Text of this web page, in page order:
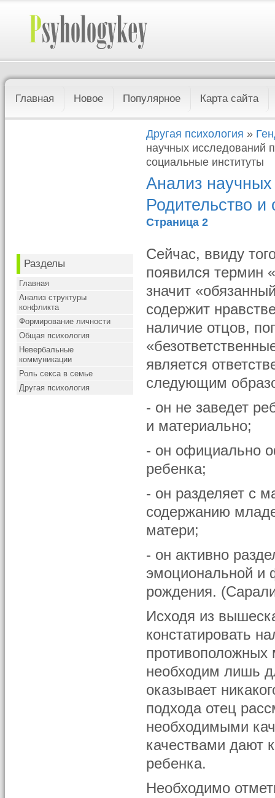
Главная Новое Популярное Карта сайта
Разделы
Главная
Анализ структуры
конфликта
Формирование личности
Общая психология
Невербальные
коммуникации
Роль секса в семье
Другая психология
Другая психология »
научных исследований
социальные институты
Анализ
Родительство и
Страница 2
Сейчас, ввиду
появился термин
значит
содержит
наличие отцов,
является
следующим
- он не заведет
и материально;
- он официально
ребенка;
- он разделяет с
содержанию
матери;
- он активно
эмоциональной и
рождения.
Исходя из
констатировать
противоположных
необходим лишь
оказывает
подхода отец
необходимыми
качествами дают
ребенка.
Необходимо